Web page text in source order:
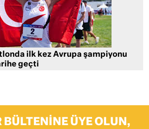
ilk kez Avrupa şampiyonu
geçti
BÜLTENINE ÜYE OLUN,